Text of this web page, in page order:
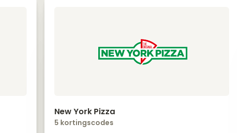
New York Pizza
5 kortingscodes